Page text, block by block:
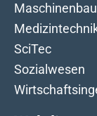
Maschinenbau
SciTec
Sozialwesen